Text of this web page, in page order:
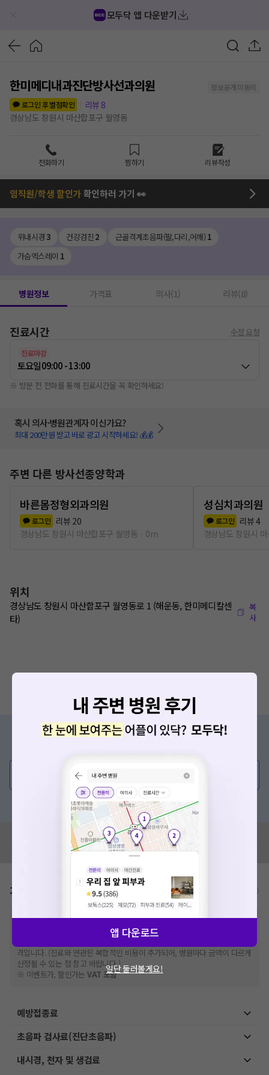
모두닥 앱 다운받기
한미메디내과진단방사선과의원
정보공개 미동의
로그인 후 별점확인
리뷰 8
경상남도 창원시 마산합포구 월영동
전화하기 찜하기 리뷰작성
임직원/학생 할인가확인하러 가기 👀
위내시경3 건강검진 2 근골격계초음파(팔,다리,어깨) 1
가슴엑스레이 1
병원정보 가격표 의사(1) 리뷰(8)
진료시간 수정 요청
진료마감
토요일09:00 - 13:00
※ 방문 전 전화를 통해 진료시간을 꼭 확인하세요!
혹시 의사·병원관계자 이신가요?
최대 200만원 받고 바로 광고 시작하세요! 💰💰
주변 다른 방사선종양학과
바른몸정형외과의원
로그인 리뷰 20
경상남도 창원시 마산합포구 월영동
0m
성심치과의원
로그인 리뷰4
경상남도 창원시
위치
경상남도 창원시 마산합포구 월영동로 1 (해운동, 한미메디칼센
타)
복
사
증상/치료, 궁금한 점이 있나요?
💬 무엇이든 물어보세요
혹은, 의료상담 서비스에 다양한 게시글 보러가기
혹시 잘못된 병원정보가 있나요?
모두닥 팀에 알려주세요!
가격표 비급여/급여 진료란?
※비급여 항목의 경우,추가비용 등으로 실제 가격과 상이할 수 있으니, 정확
한 가격은 해당 의료기관에 직접 문의해주세요.
건강보험심사평가원
격입니다. (진료와 연관된 복합적인 비용이 추가되어, 병원마다 금액이 다르게
산정될 수 있는 점 참고 바랍니다.)
※ 이벤트가, 할인가는VAT 포함
예방접종료
초음파 검사료(진단초음파)
내시경, 천자 및 생검료
앱 다운로드
일단 둘러볼게요!